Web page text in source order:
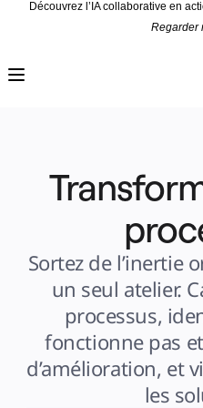
Découvrez l’IA collaborative en
Regarder
Connecteurs
Serveur
Explorer
Plans d’action
Intégrations
Sécurité
Enterprise Guard
Plateforme de
Télécharger les
Formats
Tableau blanc
Diagrammes
Kanban
Plannings
Enregistrement
Tables
Documents
Diapositives
Sortez de l’inertie
un seul atelier.
processus,
fonctionne pas
d’amélioration, et
les